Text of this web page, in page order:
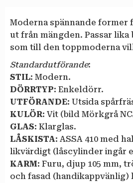
Moderna spännande former
ut från mängden. Passar
som till den toppmoderna
Standardutförande:
STIL: Modern.
DÖRRTYP: Enkeldörr.
UTFÖRANDE: Utsida
KULÖR: Vit (bild Mörkgrå
GLAS: Klarglas.
LÅSKISTA: ASSA 410 med
likvärdigt (låscylinder ingår
KARM: Furu, djup 105 mm,
och fasad